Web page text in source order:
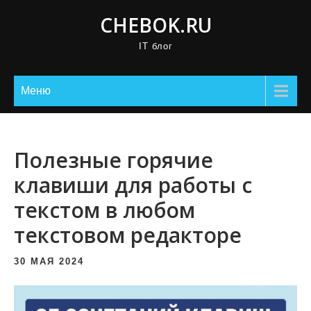
CHEBOK.RU
IT блог
Меню
Полезные горячие
клавиши для работы с
текстом в любом
текстовом редакторе
30 МАЯ 2024